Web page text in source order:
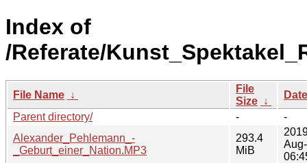
Index of
/Referate/
File Name ↓
File
Size ↓
Date
Parent directory/
-
-
Alexander_Pehlemann_-
_Geburt_einer_Nation.MP3
293.4
MiB